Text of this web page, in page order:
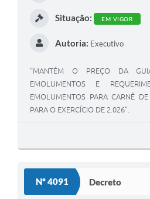
Situação: EM VIGOR
Autoria: Executivo
“MANTÉM O PREÇO DA
EMOLUMENTOS E
EMOLUMENTOS PARA CARNÊ
PARA O EXERCÍCIO DE 2.026”.
Nº 4091 Decreto